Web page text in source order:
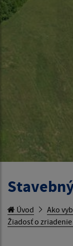
Úvod Ako
Žiadosť o